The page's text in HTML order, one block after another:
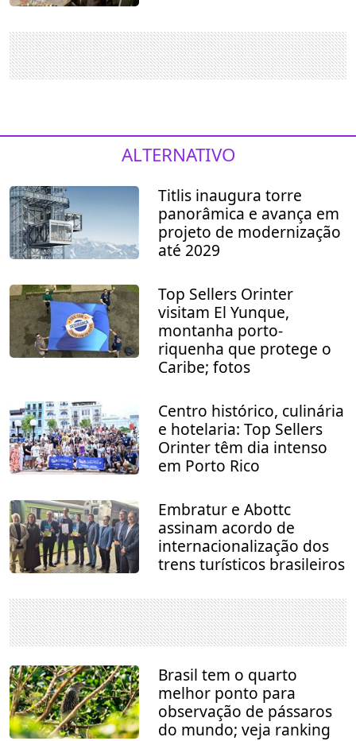
ALTERNATIVO
Titlis inaugura torre
panorâmica e avança em
projeto de modernização
até 2029
Top Sellers Orinter
visitam El Yunque,
montanha porto-
riquenha que protege o
Caribe; fotos
Centro histórico, culinária
e hotelaria: Top Sellers
Orinter têm dia intenso
em Porto Rico
Embratur e Abottc
assinam acordo de
internacionalização dos
trens turísticos brasileiros
Brasil tem o quarto
melhor ponto para
observação de pássaros
do mundo; veja ranking